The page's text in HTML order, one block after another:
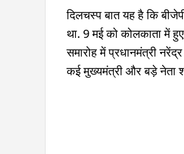
दिलचस्प बात यह है कि
था. 9 मई को कोलकाता में
समारोह में प्रधानमंत्री
कई मुख्यमंत्री और बड़े नेता